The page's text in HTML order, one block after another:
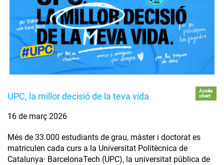
UPC, la millor decisió de la teva vida
Accés
obert
16 de març 2026
Més de 33.000 estudiants de grau, màster i doctorat es
matriculen cada curs a la Universitat Politècnica de
Catalunya· BarcelonaTech (UPC), la universitat pública de